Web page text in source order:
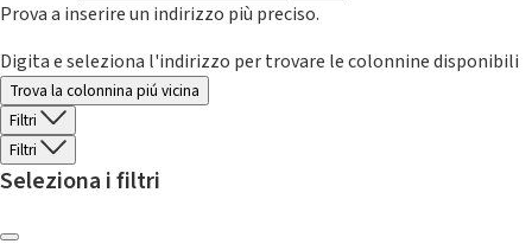
Prova a inserire un indirizzo più preciso.
Digita e seleziona l'indirizzo per trovare le colonnine disponibili
Trova la colonnina piú vicina
Filtri
Filtri
Seleziona i filtri